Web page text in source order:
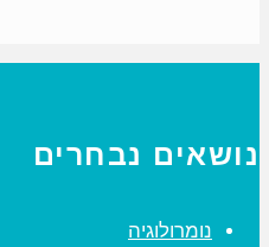
נושאים נבחרים
נומרולוגיה